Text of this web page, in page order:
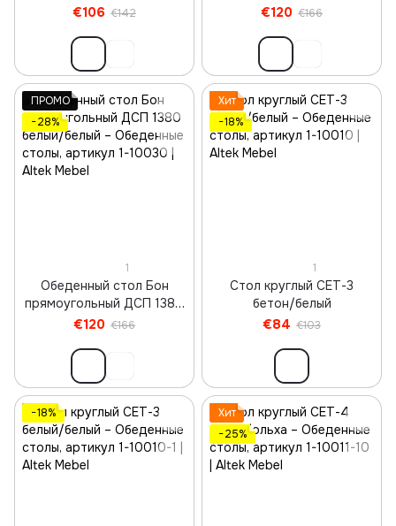
сонома/белый
€106 €142
сонома/белый
€120 €166
ПРОМО
−28%
1
Обеденный стол Бон
прямоугольный ДСП 1380
белый/белый
€120 €166
Хит
−18%
1
Стол круглый СЕТ-3
бетон/белый
€84 €103
−18%
Хит
−25%